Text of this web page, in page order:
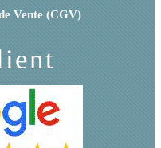
Vente (CGV)